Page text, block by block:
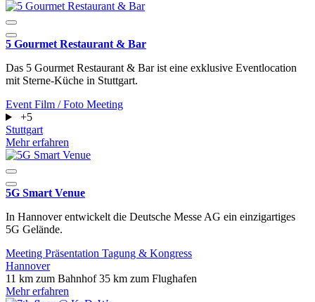
5 Gourmet Restaurant & Bar
Das 5 Gourmet Restaurant & Bar ist eine exklusive Eventlocation
mit Sterne-Küche in Stuttgart.
Event Film / Foto Meeting
+5
Stuttgart
Mehr erfahren
5G Smart Venue
In Hannover entwickelt die Deutsche Messe AG ein einzigartiges
5G Gelände.
Meeting Präsentation Tagung & Kongress
Hannover
11 km zum Bahnhof35 km zum Flughafen
Mehr erfahren